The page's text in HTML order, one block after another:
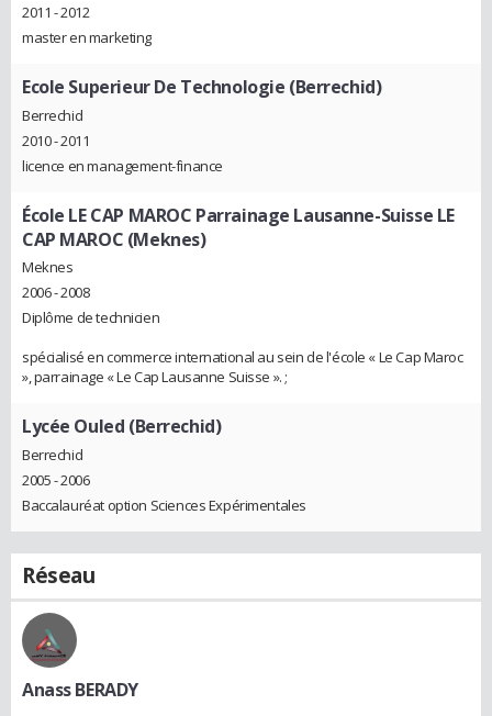
2011 - 2012
master en marketing
Ecole Superieur De Technologie (Berrechid)
Berrechid
2010 - 2011
licence en management-finance
École LE CAP MAROC Parrainage Lausanne-Suisse LE
CAP MAROC (Meknes)
Meknes
2006 - 2008
Diplôme de technicien
spécialisé en commerce international au sein de l'école « Le Cap Maroc
», parrainage « Le Cap Lausanne Suisse ». ;
Lycée Ouled (Berrechid)
Berrechid
2005 - 2006
Baccalauréat option Sciences Expérimentales
Réseau
Anass BERADY